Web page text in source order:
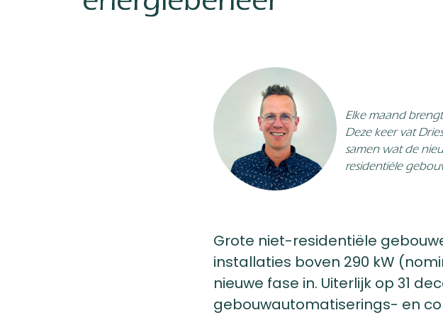
Elke maand
Deze keer vat
samen wat de
residentiële
Grote niet-residentiële
installaties boven 290 kW
nieuwe fase in. Uiterlijk op 31
gebouwautomatiserings- en